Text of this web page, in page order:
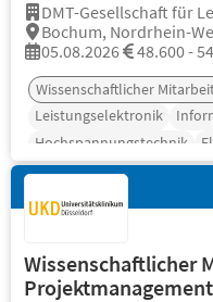
DMT-Gesellschaft für
Bochum, Nordrhein-
05.08.2026
48.600 -
Wissenschaftlicher
Leistungselektronik
Hochspannungstechnik
Wissenschaftlicher